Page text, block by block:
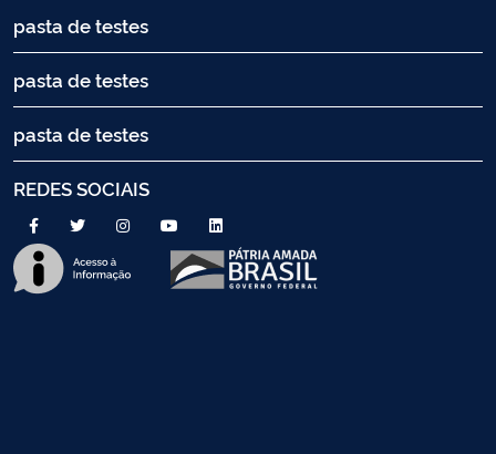
pasta de testes
pasta de testes
pasta de testes
REDES SOCIAIS